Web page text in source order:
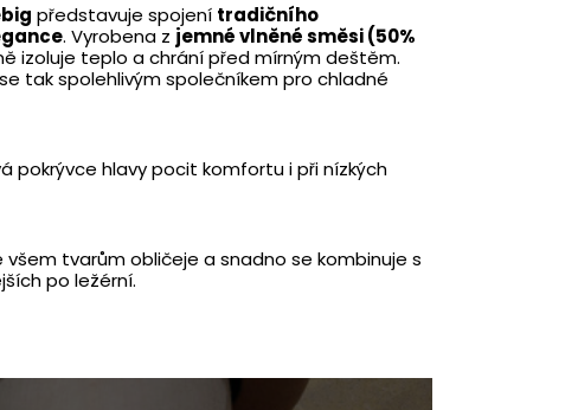
představuje spojení tradičního
. Vyrobena z jemné vlněné směsi (50%
izoluje teplo a chrání před mírným deštěm.
tak spolehlivým společníkem pro chladné
pokrývce hlavy pocit komfortu i při nízkých
všem tvarům obličeje a snadno se kombinuje s
po ležérní.